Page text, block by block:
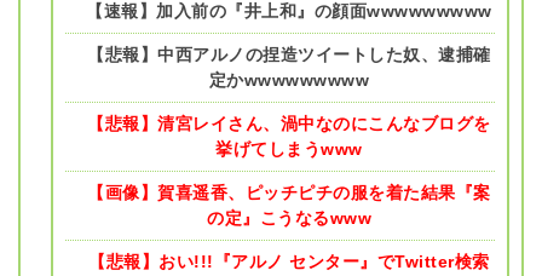
【速報】加入前の『井上和』の顔面wwwwwwwww
【悲報】中西アルノの捏造ツイートした奴、逮捕確
定かwwwwwwwww
【悲報】清宮レイさん、渦中なのにこんなブログを
挙げてしまうwww
【画像】賀喜遥香、ピッチピチの服を着た結果『案
の定』こうなるwww
【悲報】おい!!!『アルノ センター』でTwitter検索